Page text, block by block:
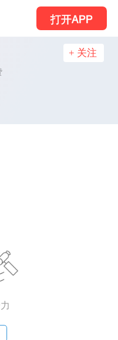
打开APP
+ 关注